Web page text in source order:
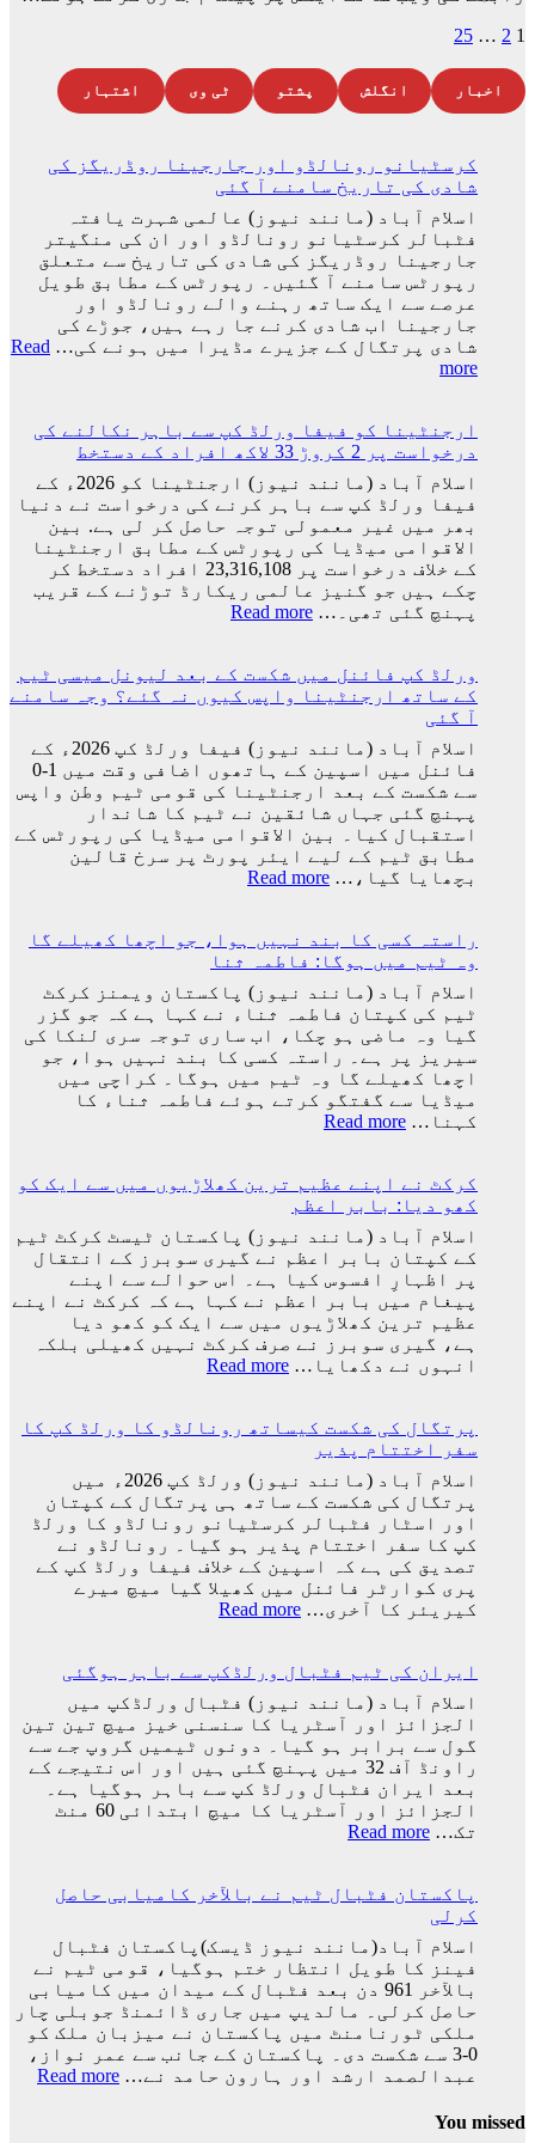
Posts
pagination
1
2
…
25
اخبار انگلش پشتو ٹی وی اشتہار
کرسٹیانو رونالڈو اور جارجینا روڈریگز کی
شادی کی تاریخ سامنے آ گئی
اسلام آباد (مانند نیوز) عالمی شہرت یافتہ
فٹبالر کرسٹیانو رونالڈو اور ان کی منگیتر
جارجینا روڈریگز کی شادی کی تاریخ سے متعلق
رپورٹس سامنے آ گئیں۔ رپورٹس کے مطابق طویل
عرصے سے ایک ساتھ رہنے والے رونالڈو اور
جارجینا اب شادی کرنے جا رہے ہیں، جوڑے کی
شادی پرتگال کے جزیرے مڈیرا میں ہونے کی… Read
more
:
اور
جارجینا
روڈریگز
کی
شادی
کی
تاریخ
سامنے
آ
گئی
ارجنٹینا کو فیفا ورلڈ کپ سے باہر نکالنے کی
درخواست پر 2 کروڑ 33 لاکھ افراد کے دستخط
اسلام آباد (مانند نیوز) ارجنٹینا کو 2026ء کے
فیفا ورلڈ کپ سے باہر کرنے کی درخواست نے دنیا
بھر میں غیر معمولی توجہ حاصل کر لی ہے. بین
الاقوامی میڈیا کی رپورٹس کے مطابق ارجنٹینا
کے خلاف درخواست پر 23,316,108 افراد دستخط کر
چکے ہیں جو گنیز عالمی ریکارڈ توڑنے کے قریب
پہنچ گئی تھی۔… Read more
:
فیفا
ورلڈ
باہر
نکالنے
کی
درخواست
پر
2
لاکھ
افراد
کے
دستخط
ورلڈ کپ فائنل میں شکست کے بعد لیونل میسی ٹیم
کے ساتھ ارجنٹینا واپس کیوں نہ گئے؟ وجہ سامنے
آ گئی
اسلام آباد (مانند نیوز) فیفا ورلڈ کپ 2026ء کے
فائنل میں اسپین کے ہاتھوں اضافی وقت میں 1-0
سے شکست کے بعد ارجنٹینا کی قومی ٹیم وطن واپس
پہنچ گئی جہاں شائقین نے ٹیم کا شاندار
استقبال کیا۔ بین الاقوامی میڈیا کی رپورٹس کے
مطابق ٹیم کے لیے ایئر پورٹ پر سرخ قالین
بچھایا گیا،… Read more
:
فائنل
میں
شکست
کے
بعد
لیونل
میسی
ٹیم
کے
واپس
کیوں
گئے؟
وجہ
سامنے
آ
گئی
راستہ کسی کا بند نہیں ہوا، جو اچھا کھیلے گا
وہ ٹیم میں ہوگا: فاطمہ ثنا
اسلام آباد (مانند نیوز) پاکستان ویمنز کرکٹ
ٹیم کی کپتان فاطمہ ثناء نے کہا ہے کہ جو گزر
گیا وہ ماضی ہو چکا، اب ساری توجہ سری لنکا کی
سیریز پر ہے۔ راستہ کسی کا بند نہیں ہوا، جو
اچھا کھیلے گا وہ ٹیم میں ہوگا۔ کراچی میں
میڈیا سے گفتگو کرتے ہوئے فاطمہ ثناء کا
کہنا… Read more
:
کا
بند
ہوا،
جو
اچھا
کھیلے
گا
وہ
ٹیم
ہوگا:
فاطمہ
ثنا
کرکٹ نے اپنے عظیم ترین کھلاڑیوں میں سے ایک کو
کھو دیا: بابر اعظم
اسلام آباد (مانند نیوز) پاکستان ٹیسٹ کرکٹ ٹیم
کے کپتان بابر اعظم نے گیری سوبرز کے انتقال
پر اظہارِ افسوس کیا ہے۔ اس حوالے سے اپنے
پیغام میں بابر اعظم نے کہا ہے کہ کرکٹ نے اپنے
عظیم ترین کھلاڑیوں میں سے ایک کو کھو دیا
ہے، گیری سوبرز نے صرف کرکٹ نہیں کھیلی بلکہ
انہوں نے دکھایا… Read more
:
اپنے
ترین
کھلاڑیوں
میں
سے
ایک
کو
کھو
پرتگال کی شکست کیساتھ رونالڈو کا ورلڈ کپ کا
سفر اختتام پذیر
اسلام آباد (مانند نیوز) ورلڈ کپ 2026ء میں
پرتگال کی شکست کے ساتھ ہی پرتگال کے کپتان
اور اسٹار فٹبالر کرسٹیانو رونالڈو کا ورلڈ
کپ کا سفر اختتام پذیر ہو گیا۔ رونالڈو نے
تصدیق کی ہے کہ اسپین کے خلاف فیفا ورلڈ کپ کے
پری کوارٹر فائنل میں کھیلا گیا میچ میرے
کیریئر کا آخری… Read more
:
شکست
کیساتھ
رونالڈو
کا
ورلڈ
کپ
کا
سفر
ایران کی ٹیم فٹبال ورلڈکپ سے باہر ہوگئی
اسلام آباد (مانند نیوز) فٹبال ورلڈکپ میں
الجزائز اور آسٹریا کا سنسنی خیز میچ تین تین
گول سے برابر ہو گیا۔ دونوں ٹیمیں گروپ جے سے
راونڈ آف 32 میں پہنچ گئی ہیں اور اس نتیجے کے
بعد ایران فٹبال ورلڈ کپ سے باہر ہوگیا ہے۔
الجزائز اور آسٹریا کا میچ ابتدائی 60 منٹ
تک… Read more
:
ٹیم
سے
باہر
ہوگئی
پاکستان فٹبال ٹیم نے بالآخر کامیابی حاصل
کرلی
اسلام آباد(مانند نیوز ڈیسک)پاکستان فٹبال
فینز کا طویل انتظار ختم ہوگیا، قومی ٹیم نے
بالآخر 961 دن بعد فٹبال کے میدان میں کامیابی
حاصل کرلی۔ مالدیپ میں جاری ڈائمنڈ جوبلی چار
ملکی ٹورنامنٹ میں پاکستان نے میزبان ملک کو
0-3 سے شکست دی۔ پاکستان کے جانب سے عمر نواز،
عبدالصمد ارشد اور ہارون حامد نے… Read more
:
You missed